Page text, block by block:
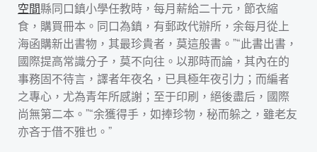
空間縣同口鎮小學任教時，每月薪給二十元，節衣縮
食，購買冊本。同口為鎮，有郵政代辦所，余每月從上
海函購新出書物，其最珍貴者，莫這般書。”“此書出書，
國際提高常識分子，莫不向往。以那時而論，其內在的
事務固不待言，譯者年夜名，已具極年夜引力；而編者
之專心，尤為青年所感謝；至于印刷，絕後盡后，國際
尚無第二本。”“余獲得手，如捧珍物，秘而躲之，雖老友
亦吝于借不雅也。”